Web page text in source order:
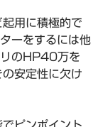
用に積極的で
ーをするには他
リのHP40万を
安定性に欠け
ピンポイント